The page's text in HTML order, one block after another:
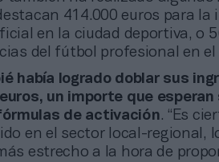
414.000 euros para la
en la ciudad deportiva, o
del fútbol profesional en el
había logrado doblar sus
un importe que
de activación. “Es
en el sector local-regional,
estrecho a la hora de